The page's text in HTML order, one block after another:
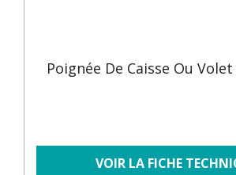
Poignée De Caisse Ou
VOIR LA FICHE